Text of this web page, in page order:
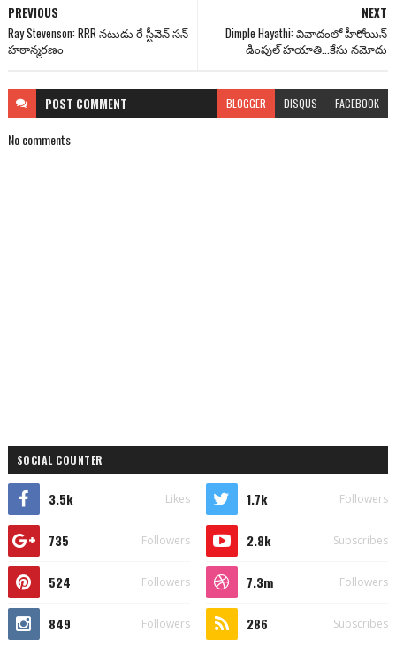
NEXT
Dimple Hayathi: వివాదంలో హీరోయిన్
డింపుల్ హ‌యాతి...కేసు న‌మోదు
PREVIOUS
Ray Stevenson: RRR నటుడు రే స్టీవెన్ సన్
హఠాన్మరణం
POST COMMENT BLOGGER DISQUS FACEBOOK
No comments
SOCIAL COUNTER
3.5k Likes 1.7k Followers
735 Followers 2.8k Subscribes
524 Followers 7.3m Followers
849 Followers 286 Subscribes